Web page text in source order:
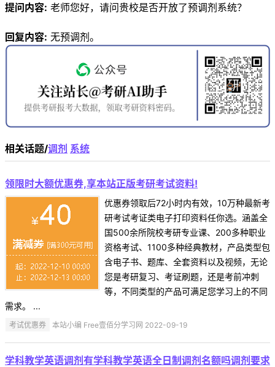
提问内容: 老师您好，请问贵校是否开放了预调剂系统？
回复内容: 无预调剂。
相关话题/调剂 系统
领限时大额优惠券,享本站正版考研考试资料!
优惠券领取后72小时内有效，10万种最新考
研考试考证类电子打印资料任你选。涵盖全
国500余所院校考研专业课、200多种职业
资格考试、1100多种经典教材，产品类型包
含电子书、题库、全套资料以及视频，无论
您是考研复习、考证刷题，还是考前冲刺
等，不同类型的产品可满足您学习上的不同
需求。 ...
考试优惠券 本站小编 Free壹佰分学习网 2022-09-19
学科教学英语调剂有学科教学英语全日制调剂名额吗调剂要求